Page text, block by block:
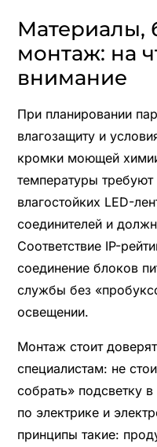
Материалы,
монтаж: на
внимание
При планировании
влагозащиту и
кромки моющей
температуры
влагостойких LED-
соединителей и
Соответствие IP-
соединение блоков
службы без
освещении.
Монтаж стоит
специалистам: не
собрать» подсветку
по электрике и
принципы такие: